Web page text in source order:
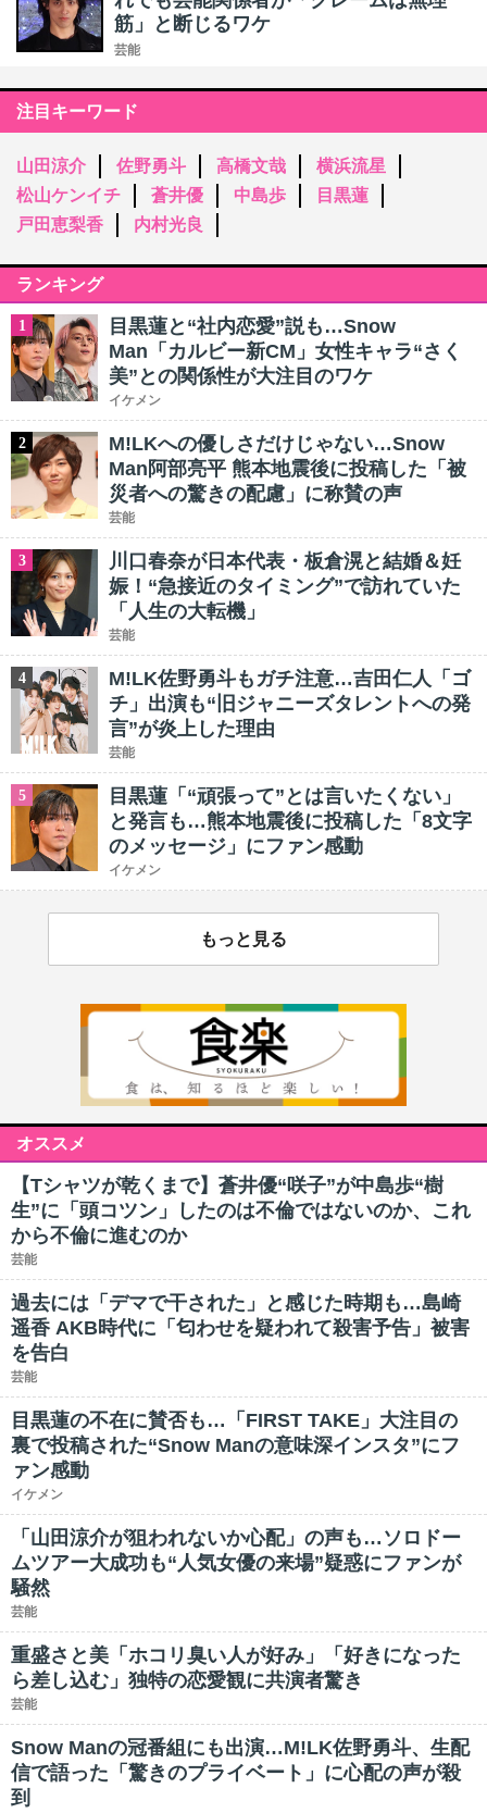
筋」と断じるワケ
芸能
注目キーワード
山田涼介 佐野勇斗 高橋文哉
横浜流星
松山ケンイチ
蒼井優 中島歩
目黒蓮
戸田恵梨香
内村光良
ランキング
1
目黒蓮と“社内恋愛”説も…Snow
Man「カルビー新CM」女性キャラ“さく
美”との関係性が大注目のワケ
イケメン
2
M!LKへの優しさだけじゃない…Snow
Man阿部亮平 熊本地震後に投稿した「被
災者への驚きの配慮」に称賛の声
芸能
3
川口春奈が日本代表・板倉滉と結婚＆妊
娠！“急接近のタイミング”で訪れていた
「人生の大転機」
芸能
4
M!LK佐野勇斗もガチ注意…吉田仁人「ゴ
チ」出演も“旧ジャニーズタレントへの発
言”が炎上した理由
芸能
5
目黒蓮「“頑張って”とは言いたくない」
と発言も…熊本地震後に投稿した「8文字
のメッセージ」にファン感動
イケメン
もっと見る
オススメ
【Tシャツが乾くまで】蒼井優“咲子”が中島歩“樹
生”に「頭コツン」したのは不倫ではないのか、これ
から不倫に進むのか
芸能
過去には「デマで干された」と感じた時期も…島崎
遥香 AKB時代に「匂わせを疑われて殺害予告」被害
を告白
芸能
目黒蓮の不在に賛否も…「FIRST TAKE」大注目の
裏で投稿された“Snow Manの意味深インスタ”にフ
ァン感動
イケメン
「山田涼介が狙われないか心配」の声も…ソロドー
ムツアー大成功も“人気女優の来場”疑惑にファンが
騒然
芸能
重盛さと美「ホコリ臭い人が好み」「好きになった
ら差し込む」独特の恋愛観に共演者驚き
芸能
Snow Manの冠番組にも出演…M!LK佐野勇斗、生配
信で語った「驚きのプライベート」に心配の声が殺
到